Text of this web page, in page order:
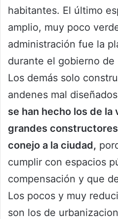
habitantes. El último
amplio, muy poco
administración fue la
durante el gobierno de
Los demás solo
andenes mal
se han hecho los de la
grandes
conejo a la ciudad,
cumplir con espacios
compensación y que
Los pocos y muy
son los de